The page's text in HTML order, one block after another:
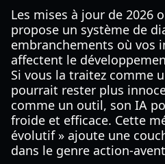
Les mises à jour de 2026
propose un système de
embranchements où vos
affectent le
Si vous la traitez comme
pourrait rester plus
comme un outil, son IA
froide et efficace. Cette
évolutif » ajoute une
dans le genre action-